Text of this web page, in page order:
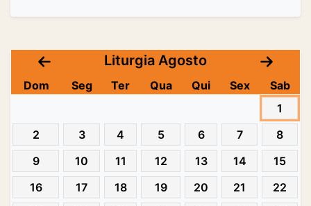
Liturgia Agosto
Dom Seg Ter Qua Qui Sex
Sab
1
2
3 4 5 6 7
8
9
10 11 12 13 14
15
16
17 18 19 20 21
22